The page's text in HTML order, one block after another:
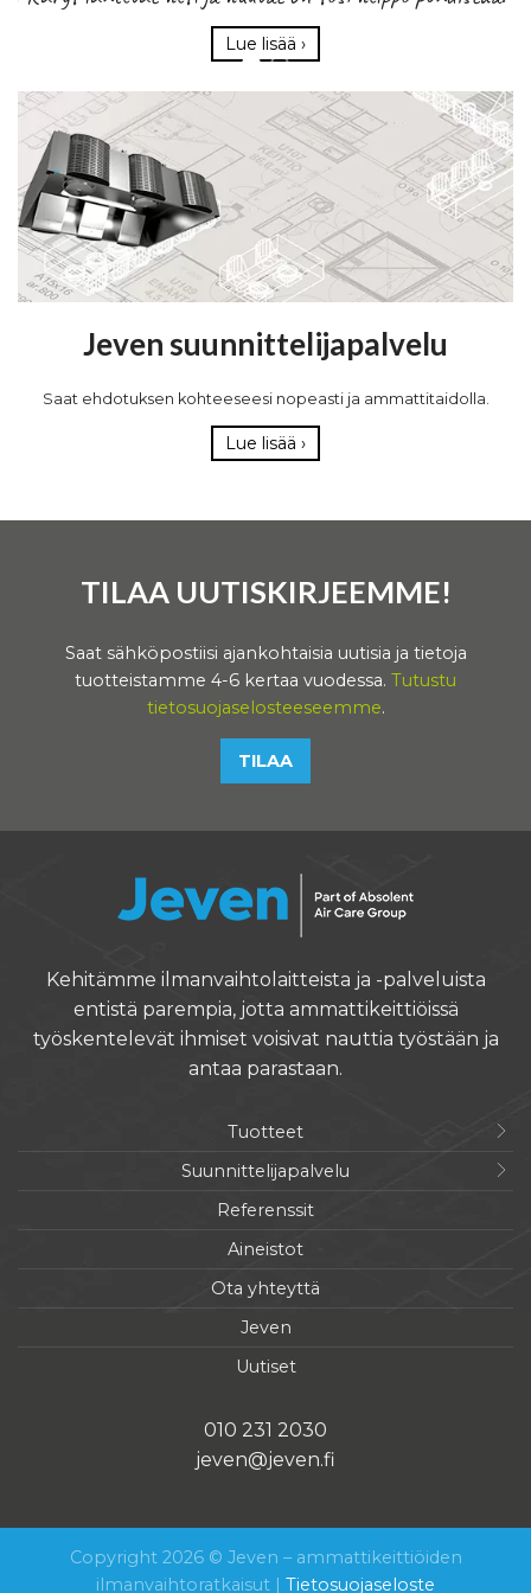
Lue lisää ›
Jeven suunnittelijapalvelu
Saat ehdotuksen kohteeseesi nopeasti ja ammattitaidolla.
Lue lisää ›
TILAA UUTISKIRJEEMME!
Saat sähköpostiisi ajankohtaisia uutisia ja tietoja
tuotteistamme 4-6 kertaa vuodessa. Tutustu
tietosuojaselosteeseemme.
TILAA
Kehitämme ilmanvaihtolaitteista ja -palveluista
entistä parempia, jotta ammattikeittiöissä
työskentelevät ihmiset voisivat nauttia työstään ja
antaa parastaan.
Tuotteet
Suunnittelijapalvelu
Referenssit
Aineistot
Ota yhteyttä
Jeven
Uutiset
010 231 2030
jeven@jeven.fi
Copyright 2026 © Jeven – ammattikeittiöiden
ilmanvaihtoratkaisut | Tietosuojaseloste